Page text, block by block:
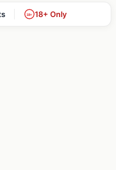
18+ 18+ Only